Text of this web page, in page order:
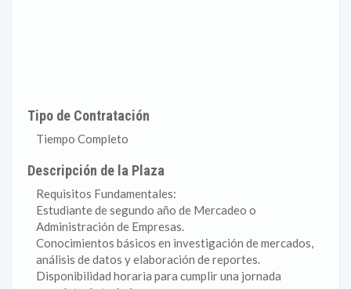
Tipo de Contratación
Tiempo Completo
Descripción de la Plaza
Requisitos Fundamentales:
Estudiante de segundo año de Mercadeo o
Administración de Empresas.
Conocimientos básicos en investigación de mercados,
análisis de datos y elaboración de reportes.
Disponibilidad horaria para cumplir una jornada